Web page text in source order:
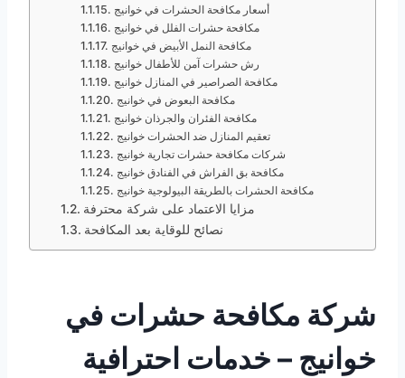
أسعار مكافحة الحشرات في خوانيج
مكافحة حشرات الفلل في خوانيج
مكافحة النمل الأبيض في خوانيج
رش حشرات آمن للأطفال خوانيج
مكافحة الصراصير في المنازل خوانيج
مكافحة البعوض في خوانيج
مكافحة الفئران والجرذان خوانيج
تعقيم المنازل ضد الحشرات خوانيج
شركات مكافحة حشرات تجارية خوانيج
مكافحة بق الفراش في الفنادق خوانيج
مكافحة الحشرات بالطريقة البيولوجية خوانيج
مزايا الاعتماد على شركة محترفة
نصائح للوقاية بعد المكافحة
شركة مكافحة حشرات في
خوانيج – خدمات احترافية